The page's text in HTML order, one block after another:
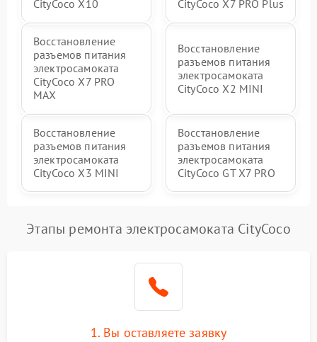
CityCoco X10 CityCoco X7 PRO Plus
Восстановление
разъемов питания
электросамоката
CityCoco X7 PRO
MAX
Восстановление
разъемов питания
электросамоката
CityCoco X2 MINI
Восстановление
разъемов питания
электросамоката
CityCoco X3 MINI
Восстановление
разъемов питания
электросамоката
CityCoco GT X7 PRO
Этапы ремонта электросамоката CityCoco
1. Вы оставляете заявку